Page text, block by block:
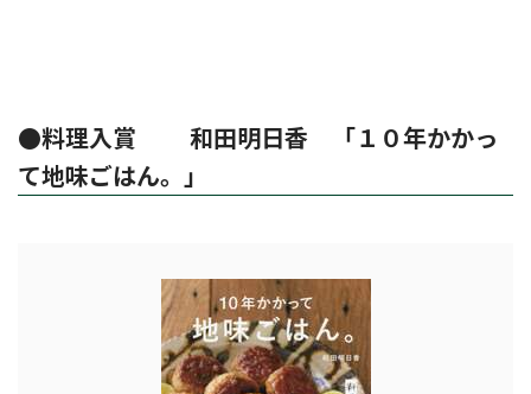
●料理入賞 和田明日香 「１０年かかっ
て地味ごはん。」